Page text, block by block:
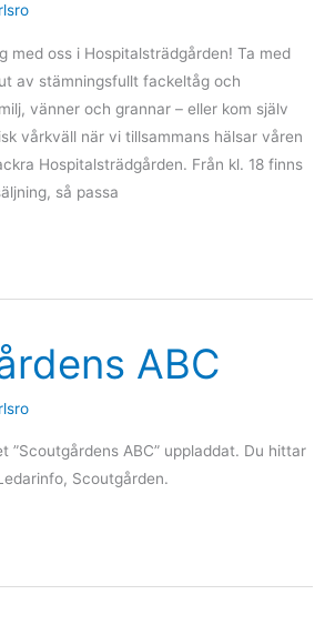
med oss i Hospitalsträdgården! Ta med
av stämningsfullt fackeltåg och
vänner och grannar – eller kom själv
vårkväll när vi tillsammans hälsar våren
Hospitalsträdgården. Från kl. 18 finns
så passa
ABC
”Scoutgårdens ABC” uppladdat. Du hittar
Scoutgården.